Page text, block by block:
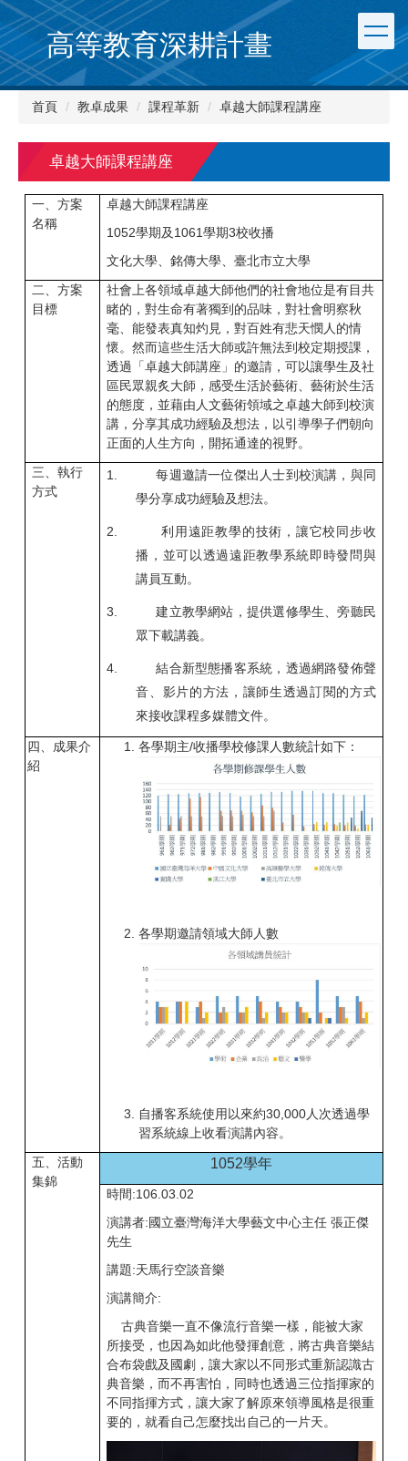
跳
到
主
要
內
高等教育深耕計畫
首頁 教卓成果 課程革新 卓越大師課程講座
卓越大師課程講座
一、方案
名稱
卓越大師課程講座
1052學期及1061學期3校收播
文化大學、銘傳大學、臺北市立大學
二、方案
目標
社會上各領域卓越大師他們的社會地位是有目共
睹的，對生命有著獨到的品味，對社會明察秋
毫、能發表真知灼見，對百姓有悲天憫人的情
懷。然而這些生活大師或許無法到校定期授課，
透過「卓越大師講座」的邀請，可以讓學生及社
區民眾親炙大師，感受生活於藝術、藝術於生活
的態度，並藉由人文藝術領域之卓越大師到校演
講，分享其成功經驗及想法，以引導學子們朝向
正面的人生方向，開拓通達的視野。
三、執行
方式
1.每週邀請一位傑出人士到校演講，與同
學分享成功經驗及想法。
2.利用遠距教學的技術，讓它校同步收
播，並可以透過遠距教學系統即時發問與
講員互動。
3.建立教學網站，提供選修學生、旁聽民
眾下載講義。
4.結合新型態播客系統，透過網路發佈聲
音、影片的方法，讓師生透過訂閱的方式
來接收課程多媒體文件。
四、成果介
紹
各學期主/收播學校修課人數統計如下：
各學期邀請領域大師人數
自播客系統使用以來約30,000人次透過學
習系統線上收看演講內容。
五、活動
集錦
1052學年
時間:106.03.02
演講者:國立臺灣海洋大學藝文中心主任 張正傑
先生
講題:天馬行空談音樂
演講簡介:
古典音樂一直不像流行音樂一樣，能被大家
所接受，也因為如此他發揮創意，將古典音樂結
合布袋戲及國劇，讓大家以不同形式重新認識古
典音樂，而不再害怕，同時也透過三位指揮家的
不同指揮方式，讓大家了解原來領導風格是很重
要的，就看自己怎麼找出自己的一片天。